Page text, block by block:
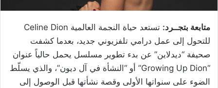
متابعة بتجــرد:
تستعد حياة النجمة العالمية Celine Dion
للتحول إلى عمل درامي تلفزيوني جديد، بعدما كشفت
صحيفة “ديدلاين” عن بدء تطوير مسلسل يحمل حالياً عنوان
“Growing Up Dion” أو “النشأة في آل ديون”، والذي يسلّط
الضوء على سنواتها الأولى وقصة نشأتها قبل الوصول إلى